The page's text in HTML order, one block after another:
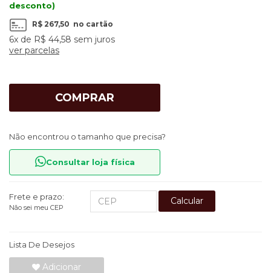
desconto)
R$ 267,50 no cartão
6x de R$ 44,58 sem juros
ver parcelas
COMPRAR
Não encontrou o tamanho que precisa?
Consultar loja física
Frete e prazo:
Não sei meu CEP
Calcular
Lista De Desejos
Adicionar